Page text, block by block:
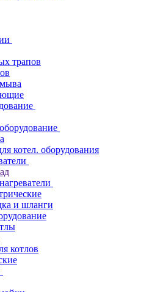
трапов
котел. оборудования
и шланги
котлов